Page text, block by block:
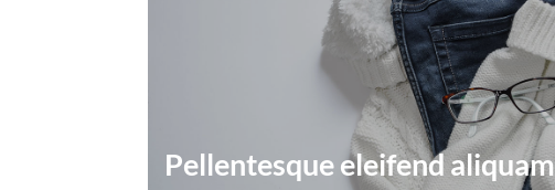
Pellentesque eleifend aliquam